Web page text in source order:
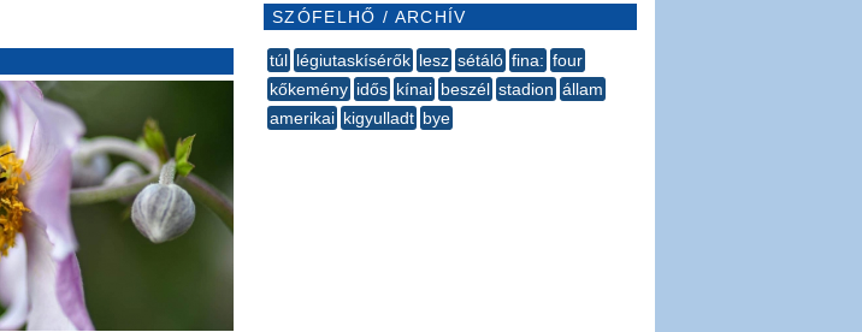
SZÓFELHŐ / ARCHÍV
túl légiutaskísérők lesz sétáló fina: four
kőkemény idős kínai beszél stadion állam
amerikai kigyulladt bye